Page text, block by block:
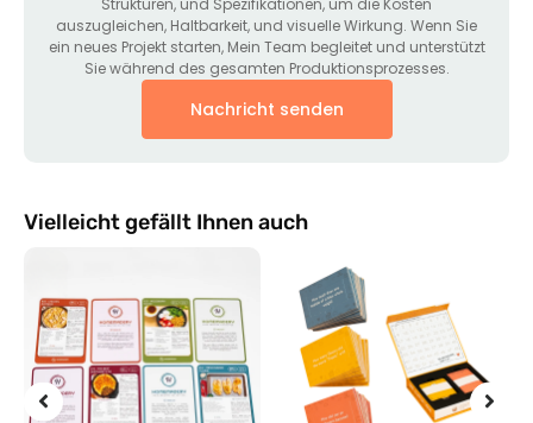
Strukturen, und Spezifikationen, um die Kosten
auszugleichen, Haltbarkeit, und visuelle Wirkung. Wenn Sie
ein neues Projekt starten, Mein Team begleitet und unterstützt
Sie während des gesamten Produktionsprozesses.
Nachricht senden
Vielleicht gefällt Ihnen auch